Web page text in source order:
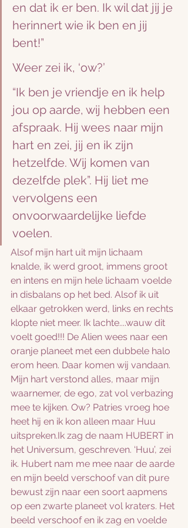
en dat ik er ben. Ik wil dat jij je
herinnert wie ik ben en jij
bent!”
Weer zei ik, ‘ow?’
“Ik ben je vriendje en ik help
jou op aarde, wij hebben een
afspraak. Hij wees naar mijn
hart en zei, jij en ik zijn
hetzelfde. Wij komen van
dezelfde plek”. Hij liet me
vervolgens een
onvoorwaardelijke liefde
voelen.
Alsof mijn hart uit mijn lichaam
knalde, ik werd groot, immens groot
en intens en mijn hele lichaam voelde
in disbalans op het bed. Alsof ik uit
elkaar getrokken werd, links en rechts
klopte niet meer. Ik lachte....wauw dit
voelt goed!!! De Alien wees naar een
oranje planeet met een dubbele halo
erom heen. Daar komen wij vandaan.
Mijn hart verstond alles, maar mijn
waarnemer, de ego, zat vol verbazing
mee te kijken. Ow? Patries vroeg hoe
heet hij en ik kon alleen maar Huu
uitspreken.Ik zag de naam HUBERT in
het Universum, geschreven. ‘Huu’, zei
ik. Hubert nam me mee naar de aarde
en mijn beeld verschoof van dit pure
bewust zijn naar een soort aapmens
op een zwarte planeet vol kraters. Het
beeld verschoof en ik zag en voelde